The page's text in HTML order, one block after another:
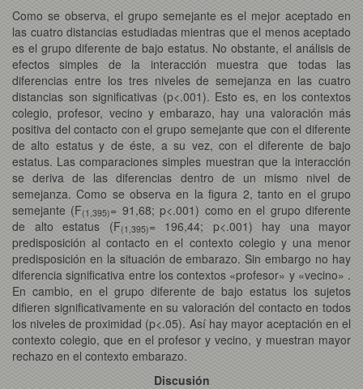
Como se observa, el grupo semejante es el mejor aceptado en
las cuatro distancias estudiadas mientras que el menos aceptado
es el grupo diferente de bajo estatus. No obstante, el análisis de
efectos simples de la interacción muestra que todas las
diferencias entre los tres niveles de semejanza en las cuatro
distancias son significativas (p<.001). Esto es, en los contextos
colegio, profesor, vecino y embarazo, hay una valoración más
positiva del contacto con el grupo semejante que con el diferente
de alto estatus y de éste, a su vez, con el diferente de bajo
estatus. Las comparaciones simples muestran que la interacción
se deriva de las diferencias dentro de un mismo nivel de
semejanza. Como se observa en la figura 2, tanto en el grupo
semejante (F(1,395)= 91,68; p<.001) como en el grupo diferente
de alto estatus (F(1,395)= 196,44; p<.001) hay una mayor
predisposición al contacto en el contexto colegio y una menor
predisposición en la situación de embarazo. Sin embargo no hay
diferencia significativa entre los contextos «profesor» y «vecino» .
En cambio, en el grupo diferente de bajo estatus los sujetos
difieren significativamente en su valoración del contacto en todos
los niveles de proximidad (p<.05). Así hay mayor aceptación en el
contexto colegio, que en el profesor y vecino, y muestran mayor
rechazo en el contexto embarazo.
Discusión